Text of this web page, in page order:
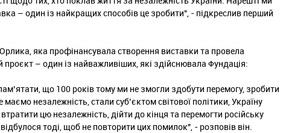
– один із найкращих способів це зробити", - підкреслив перший
яка профінансувала створення виставки та провела
– один із найважливіших, які здійснювала Фундація:
що 100 років тому ми не змогли здобути перемогу, зробити
незалежність, стали суб’єктом світової політики, Україну
цю незалежність, дійти до кінця та перемогти російську
тоді, щоб не повторити цих помилок", - розповів він.